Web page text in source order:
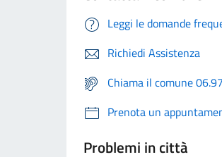
Leggi le domande
Richiedi Assistenza
Chiama il comune
Prenota un
Problemi in città